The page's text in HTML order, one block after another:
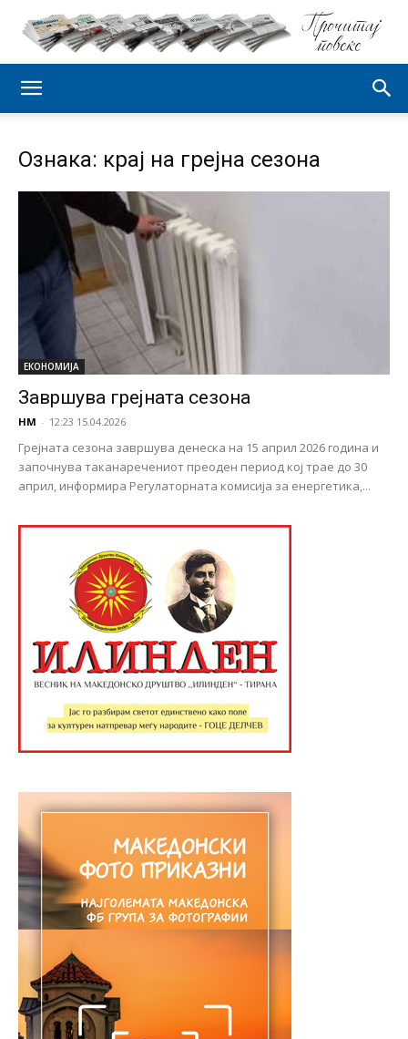
Ознака: крај на грејна сезона
ЕКОНОМИЈА
Завршува грејната сезона
НМ - 12:23 15.04.2026
Грејната сезона завршува денеска на 15 април 2026 година и
започнува таканаречениот преоден период кој трае до 30
април, информира Регулаторната комисија за енергетика,...